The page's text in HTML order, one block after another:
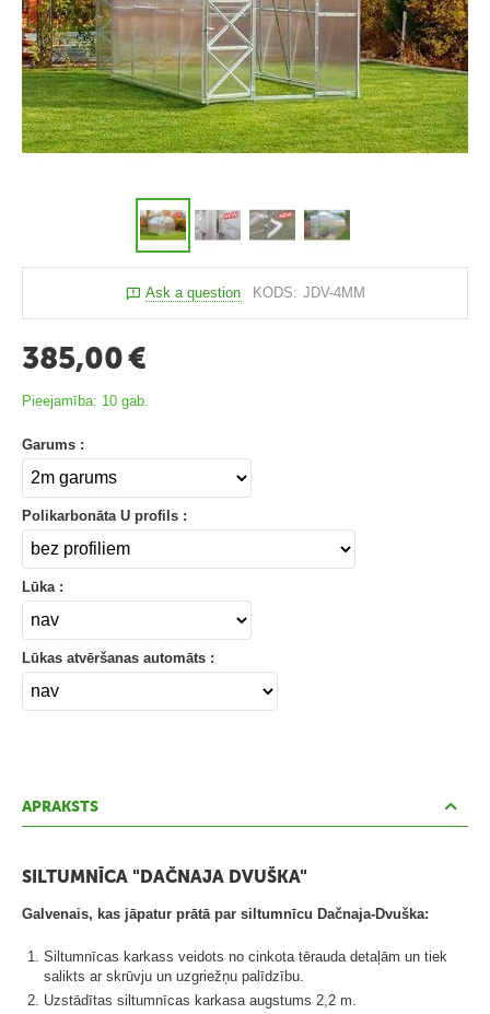
t
ī
š
a
n
a
k
r
t
s
V
ē
d
i
n
ā
š
a
n
a
k
ā
r
t
a
s
C
Ask a question KODS: JDV-4MM
385,00€
Pieejamība: 10 gab.
Garums :
Polikarbonāta U profils :
Lūka :
Lūkas atvēršanas automāts :
APRAKSTS
SILTUMNĪCA "DAČNAJA DVUŠKA"
Galvenais, kas jāpatur prātā par siltumnīcu Dačnaja-Dvuška:
Siltumnīcas karkass veidots no cinkota tērauda detaļām un tiek
salikts ar skrūvju un uzgriežņu palīdzību.
Uzstādītas siltumnīcas karkasa augstums 2,2 m.